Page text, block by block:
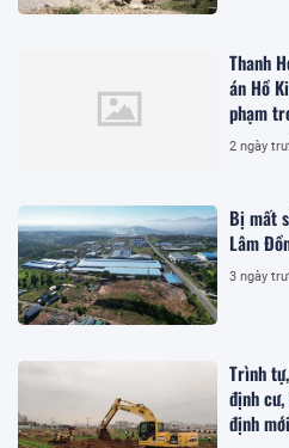
Thanh
án Hồ
phạm
quy
2 ngày
Bị mất
Lâm
3 ngày
Trình
định
định